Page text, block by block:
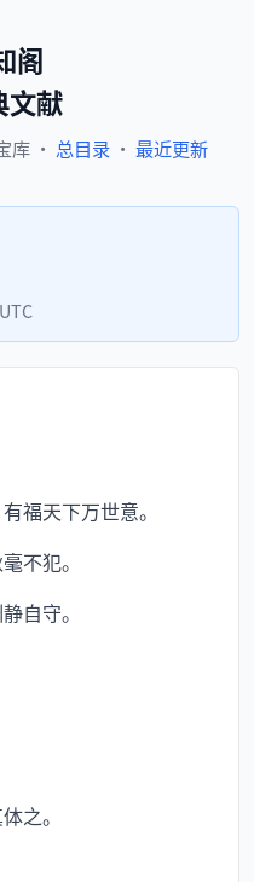
阁
文献
库 · 总目录 · 最近更新
天下万世意。
不犯。
自守。
之。